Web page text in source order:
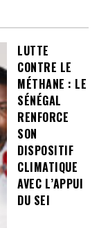
LUTTE
CONTRE LE
MÉTHANE : LE
SÉNÉGAL
RENFORCE
SON
DISPOSITIF
CLIMATIQUE
AVEC L’APPUI
DU SEI